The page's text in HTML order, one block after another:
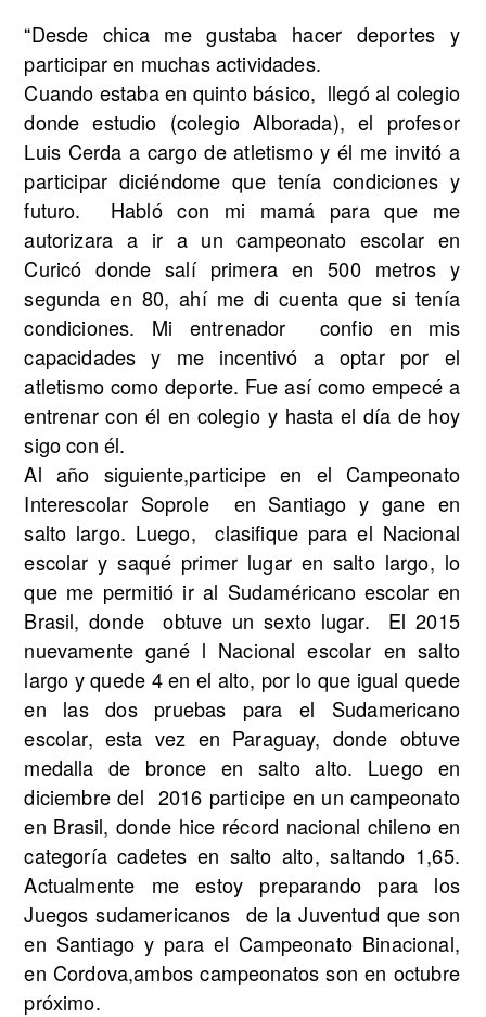
“Desde chica me gustaba hacer deportes y
participar en muchas actividades.
Cuando estaba en quinto básico, llegó al colegio
donde estudio (colegio Alborada), el profesor
Luis Cerda a cargo de atletismo y él me invitó a
participar diciéndome que tenía condiciones y
futuro. Habló con mi mamá para que me
autorizara a ir a un campeonato escolar en
Curicó donde salí primera en 500 metros y
segunda en 80, ahí me di cuenta que si tenía
condiciones. Mi entrenador confio en mis
capacidades y me incentivó a optar por el
atletismo como deporte. Fue así como empecé a
entrenar con él en colegio y hasta el día de hoy
sigo con él.
Al año siguiente,participe en el Campeonato
Interescolar Soprole en Santiago y gane en
salto largo. Luego, clasifique para el Nacional
escolar y saqué primer lugar en salto largo, lo
que me permitió ir al Sudaméricano escolar en
Brasil, donde obtuve un sexto lugar. El 2015
nuevamente gané l Nacional escolar en salto
largo y quede 4 en el alto, por lo que igual quede
en las dos pruebas para el Sudamericano
escolar, esta vez en Paraguay, donde obtuve
medalla de bronce en salto alto. Luego en
diciembre del 2016 participe en un campeonato
en Brasil, donde hice récord nacional chileno en
categoría cadetes en salto alto, saltando 1,65.
Actualmente me estoy preparando para los
Juegos sudamericanos de la Juventud que son
en Santiago y para el Campeonato Binacional,
en Cordova,ambos campeonatos son en octubre
próximo.